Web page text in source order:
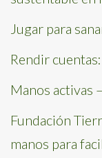
Jugar para
Rendir
Manos activas
Fundación
manos para